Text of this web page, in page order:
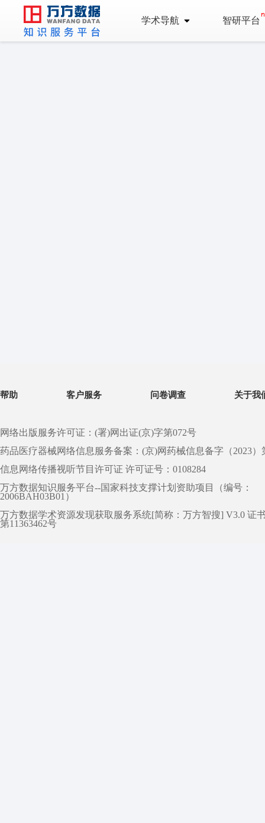
学术导航 智研平台
帮助 客户服务 问卷调查 关于我
网络出版服务许可证：(署)网出证(京)字第072号
药品医疗器械网络信息服务备案：(京)网药械信息备字（2023）
信息网络传播视听节目许可证 许可证号：0108284
万方数据知识服务平台--国家科技支撑计划资助项目（编号：
2006BAH03B01）
万方数据学术资源发现获取服务系统[简称：万方智搜] V3.0 证
第11363462号